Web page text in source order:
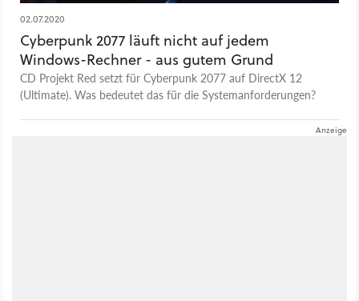
02.07.2020
Cyberpunk 2077 läuft nicht auf jedem
Windows-Rechner - aus gutem Grund
CD Projekt Red setzt für Cyberpunk 2077 auf DirectX 12
(Ultimate). Was bedeutet das für die Systemanforderungen?